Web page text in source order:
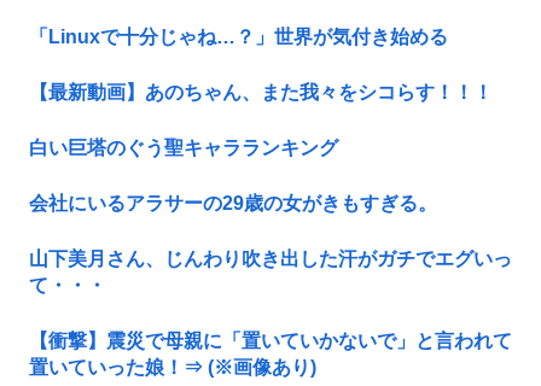
「Linuxで十分じゃね…？」世界が気付き始める
【最新動画】あのちゃん、また我々をシコらす！！！
白い巨塔のぐう聖キャラランキング
会社にいるアラサーの29歳の女がきもすぎる。
山下美月さん、じんわり吹き出した汗がガチでエグいっ
て・・・
【衝撃】震災で母親に「置いていかないで」と言われて
置いていった娘！⇒ (※画像あり)